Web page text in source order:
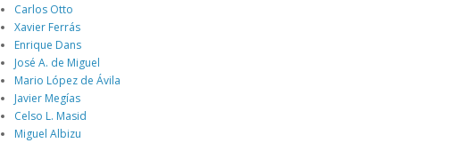
Carlos Otto
Xavier Ferrás
Enrique Dans
José A. de Miguel
Mario López de Ávila
Javier Megías
Celso L. Masid
Miguel Albizu